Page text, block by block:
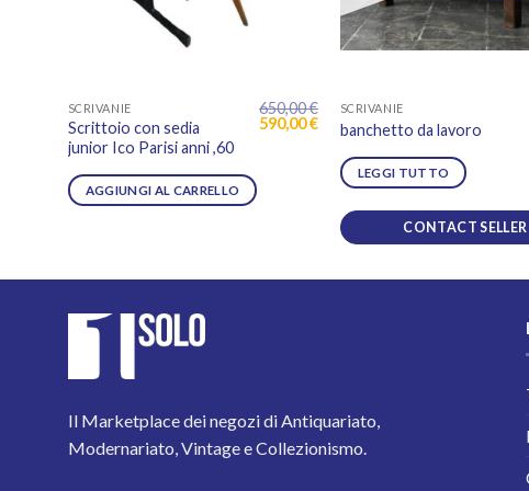
SCRIVANIE
Scrittoio con sedia
junior Ico Parisi anni ,60
650,00€
Il
prezzo
590,00€Il
prezzo
attuale
590,00 €.
AGGIUNGI AL CARRELLO
SCRIVANIE
banchetto da lavoro
LEGGI TUTTO
CONTACT SELLER
Il Marketplace dei negozi di Antiquariato,
Modernariato, Vintage e Collezionismo.